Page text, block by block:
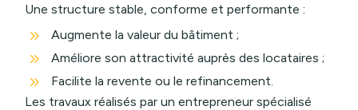
Une structure stable, conforme et performante :
9 Augmente la valeur du bâtiment ;
9 Améliore son attractivité auprès des locataires ;
9
Facilite la revente ou le refinancement.
Les travaux réalisés par un entrepreneur spécialisé